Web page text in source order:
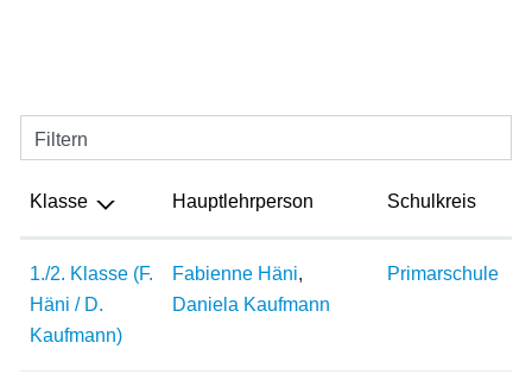
Filtern
Klasse Hauptlehrperson Schulkreis
1./2. Klasse (F.
Häni / D.
Kaufmann)
Fabienne Häni,
Daniela Kaufmann
Primarschule